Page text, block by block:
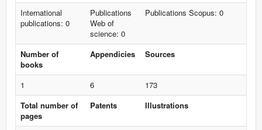
International
publications: 0
Publications
Web of
science: 0
Publications Scopus: 0
Number of
books
Appendicies Sources
1 6
173
Total number of
pages
Patents Illustrations